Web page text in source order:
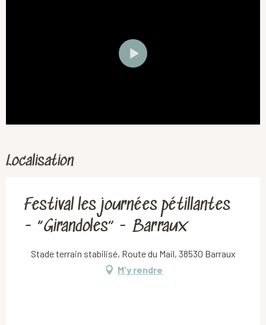
Localisation
Festival les journées pétillantes
- “Girandoles” - Barraux
Stade terrain stabilisé, Route du Mail, 38530 Barraux
M'y rendre